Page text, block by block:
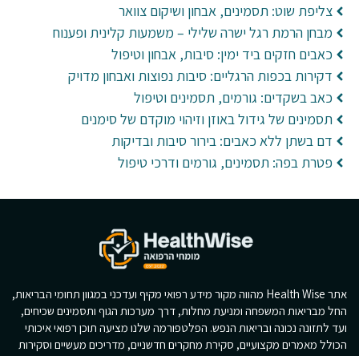
צליפת שוט: תסמינים, אבחון ושיקום צוואר
מבחן הרמת רגל ישרה שלילי – משמעות קלינית ופענוח
כאבים חזקים ביד ימין: סיבות, אבחון וטיפול
דקירות בכפות הרגליים: סיבות נפוצות ואבחון מדויק
כאב בשקדים: גורמים, תסמינים וטיפול
תסמינים של גידול באוזן וזיהוי מוקדם של סימנים
דם בשתן ללא כאבים: בירור סיבות ובדיקות
פטרת בפה: תסמינים, גורמים ודרכי טיפול
אתר Health Wise מהווה מקור מידע רפואי מקיף ועדכני במגוון תחומי הבריאות,
החל מבריאות המשפחה ומניעת מחלות, דרך מערכות הגוף ותסמינים שכיחים,
ועד לתזונה נכונה ובריאות הנפש. הפלטפורמה שלנו מציעה תוכן רפואי איכותי
הכולל מאמרים מקצועיים, סקירת מחקרים חדשניים, מדריכים מעשיים וסקירות